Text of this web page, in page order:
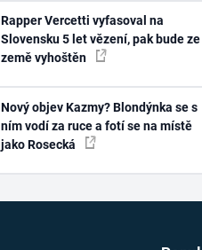
Rapper Vercetti vyfasoval na
Slovensku 5 let vězení, pak bude ze
země vyhoštěn
Nový objev Kazmy? Blondýnka se s
ním vodí za ruce a fotí se na místě
jako Rosecká